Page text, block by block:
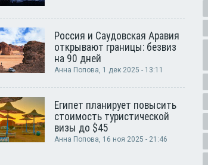
Россия и Саудовская Аравия
открывают границы: безвиз
на 90 дней
Анна Попова, 1 дек 2025 - 13:11
Египет планирует повысить
стоимость туристической
визы до $45
Анна Попова, 16 ноя 2025 - 21:46